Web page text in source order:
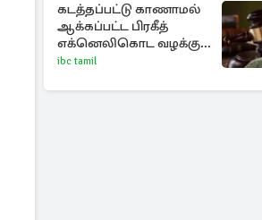
கடத்தப்பட்டு காணாமல்
ஆக்கப்பட்ட பிரகீத்
எக்னெலிகொட வழக்கு :
நீதிமன்றம் பிறப்பித்த
ibc tamil